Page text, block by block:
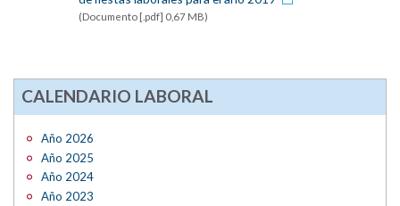
(Documento [.pdf] 0,67 MB)
CALENDARIO LABORAL
Año 2026
Año 2025
Año 2024
Año 2023